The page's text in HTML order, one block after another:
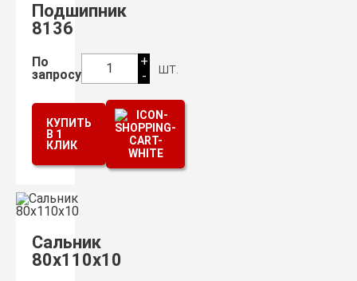
Подшипник
8136
По
запросу
1
+
-
шт.
КУПИТЬ
В 1
КЛИК
Сальник
80х110х10